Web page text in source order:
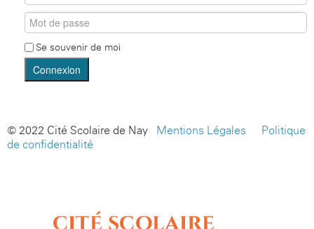
Se souvenir de moi
Connexion
© 2022 Cité Scolaire de Nay - Mentions Légales
Politique
de confidentialité